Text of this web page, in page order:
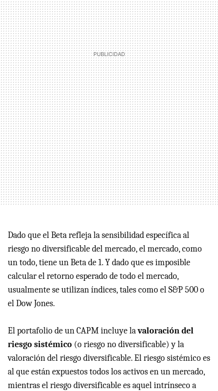
Dado que el Beta refleja la sensibilidad específica al
riesgo no diversificable del mercado, el mercado, como
un todo, tiene un Beta de 1. Y dado que es imposible
calcular el retorno esperado de todo el mercado,
usualmente se utilizan índices, tales como el S&P 500 o
el Dow Jones.
El portafolio de unCAPMincluye lavaloración del
riesgo sistémico (o riesgo no diversificable) y la
valoración del riesgo diversificable. El riesgo sistémico es
al que están expuestos todos los activos en un mercado,
mientras el riesgo diversificable es aquel intrínseco a